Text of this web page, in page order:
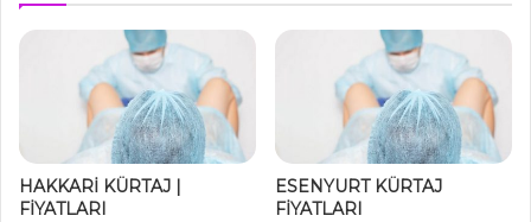
HAKKARİ KÜRTAJ |
FİYATLARI
ESENYURT KÜRTAJ
FİYATLARI